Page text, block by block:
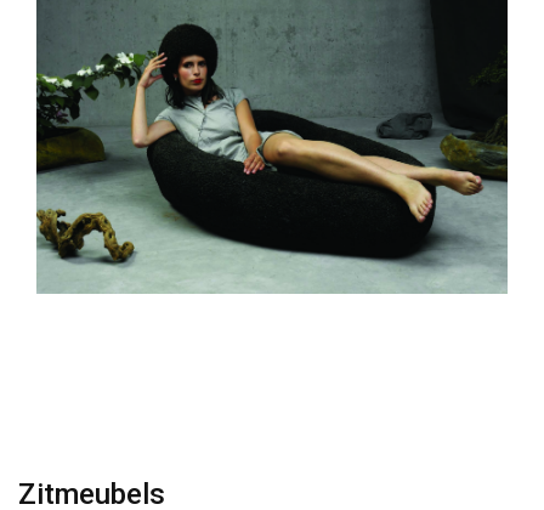
Zitmeubels